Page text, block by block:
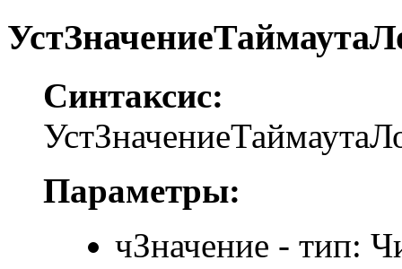
Синтаксис:
Параметры:
чЗначение - тип: